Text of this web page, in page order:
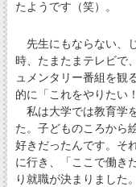
たようです（笑）。
先生にもならない、
時、たまたまテレビで
ュメンタリー番組を観
的に「これをやりたい
私は大学では教育学
た。子どものころから
好きだったんです。そ
に行き、「ここで働き
り就職が決まりました